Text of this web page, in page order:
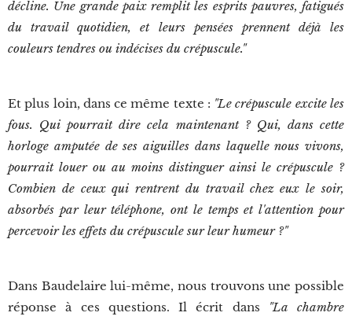
décline. Une grande paix remplit les esprits pauvres, fatigués
du travail quotidien, et leurs pensées prennent déjà les
couleurs tendres ou indécises du crépuscule."
Et plus loin, dans ce même texte : "Le crépuscule excite les
fous. Qui pourrait dire cela maintenant ? Qui, dans cette
horloge amputée de ses aiguilles dans laquelle nous vivons,
pourrait louer ou au moins distinguer ainsi le crépuscule ?
Combien de ceux qui rentrent du travail chez eux le soir,
absorbés par leur téléphone, ont le temps et l'attention pour
percevoir les effets du crépuscule sur leur humeur ?"
Dans Baudelaire lui-même, nous trouvons une possible
réponse à ces questions. Il écrit dans
"La chambre